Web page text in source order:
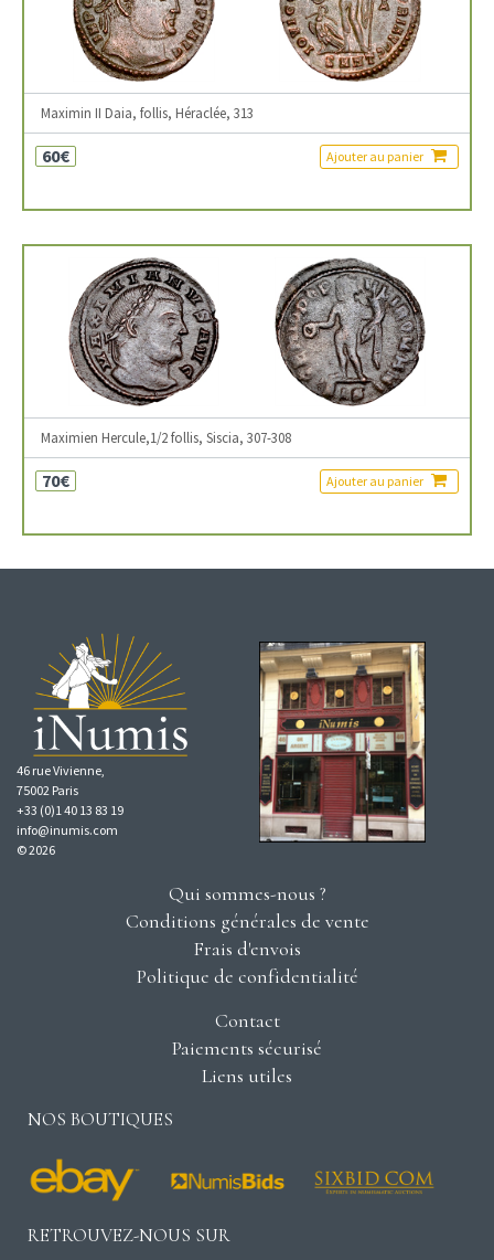
Maximin II Daia, follis, Héraclée, 313
60€ Ajouter au panier
Maximien Hercule,1/2 follis, Siscia, 307-308
70€ Ajouter au panier
46 rue Vivienne,
75002 Paris
+33 (0)1 40 13 83 19
info@inumis.com
© 2026
Qui sommes-nous ?
Conditions générales de vente
Frais d'envois
Politique de confidentialité
Contact
Paiements sécurisé
Liens utiles
NOS BOUTIQUES
RETROUVEZ-NOUS SUR